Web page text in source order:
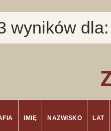
wyników
IMIĘ NAZWISKO LAT